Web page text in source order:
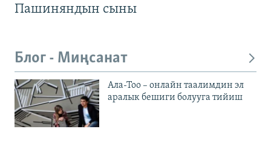
Пашиняндын сыны
Блог - Миңсанат
Ала-Тоо – онлайн таалимдин эл
аралык бешиги болууга тийиш